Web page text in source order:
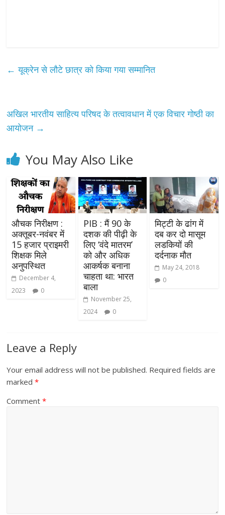
← यूक्रेन से लौटे छात्र को किया गया सम्मानित
अखिल भारतीय साहित्य परिषद के तत्वावधान में एक विचार गोष्ठी का
आयोजन →
You May Also Like
औचक निरीक्षण :
अक्तूबर-नवंबर में
15 हजार प्राइमरी
शिक्षक मिले
अनुपस्थित
December 4,
2023
0
PIB : मैं 90 के
दशक की पीढ़ी के
लिए ‘वंदे मातरम’
को और अधिक
आकर्षक बनाना
चाहता था: भारत
बाला
November 25,
2024
0
मिट्टी के ढांग में
दब कर दो मासूम
लडकियों की
दर्दनाक मौत
May 24, 2018
0
Leave a Reply
Your email address will not be published. Required fields are
marked*
Comment*